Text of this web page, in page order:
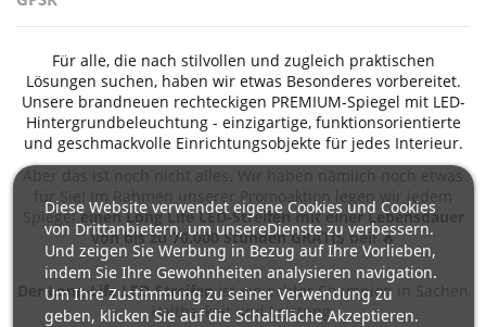
Für alle, die nach stilvollen und zugleich praktischen
Lösungen suchen, haben wir etwas Besonderes vorbereitet.
Unsere brandneuen rechteckigen PREMIUM-Spiegel mit LED-
Hintergrundbeleuchtung - einzigartige, funktionsorientierte
und geschmackvolle Einrichtungsobjekte für jedes Interieur.
Aber das ist noch nicht alles. Wir haben nämlich noch etwas
für Sie! Im Rahmen unserer Promoaktion legen wir jedem
Spiegeleinen Long Life LED-Streifen mit einer Lebensdauer
von bis zu 70.000 Stunden GRATIS bei!🔥
Der Long-Life LED-Streifenist ein echter Champion in Sachen
Haltbarkeit und Leistung.
Diese Website verwendet eigene Cookies und Cookies
von Drittanbietern, um unsereDienste zu verbessern.
Und zeigen Sie Werbung in Bezug auf Ihre Vorlieben,
indem Sie Ihre Gewohnheiten analysieren navigation.
Um Ihre Zustimmung zu seiner Verwendung zu
geben, klicken Sie auf die Schaltfläche Akzeptieren.